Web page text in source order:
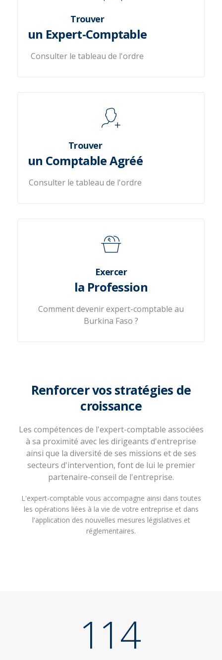
Trouver
un Expert-Comptable
Consulter le tableau de l'ordre
Trouver
un Comptable Agréé
Consulter le tableau de l'ordre
Exercer
la Profession
Comment devenir expert-comptable au
Burkina Faso ?
Renforcer vos stratégies de
croissance
Les compétences de l'expert-comptable associées
à sa proximité avec les dirigeants d'entreprise
ainsi que la diversité de ses missions et de ses
secteurs d'intervention, font de lui le premier
partenaire-conseil de l'entreprise.
L'expert-comptable vous accompagne ainsi dans toutes
les opérations liées à la vie de votre entreprise et dans
l'application des nouvelles mesures législatives et
réglementaires.
114